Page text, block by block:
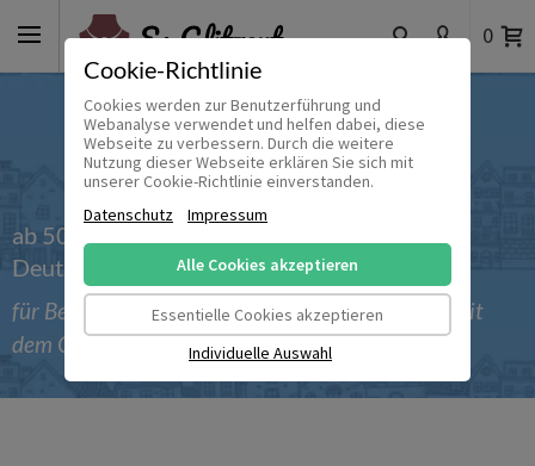
Cookie-Richtlinie
Cookies werden zur Benutzerführung und
Webanalyse verwendet und helfen dabei, diese
Webseite zu verbessern. Durch die weitere
Nutzung dieser Webseite erklären Sie sich mit
unserer Cookie-Richtlinie einverstanden.
Datenschutz
Impressum
Alle Cookies akzeptieren
Essentielle Cookies akzeptieren
Individuelle Auswahl
0
ab 50 € versandkostenfrei innerhalb
Deutschlands
für Bestellungen bis einschließlich 30.09.2026 mit
dem Gutscheincode 'Sommer_2026'